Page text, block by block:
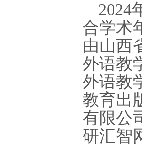
2024
合学术
由山西
外语教
外语教
教育出
有限公
研汇智